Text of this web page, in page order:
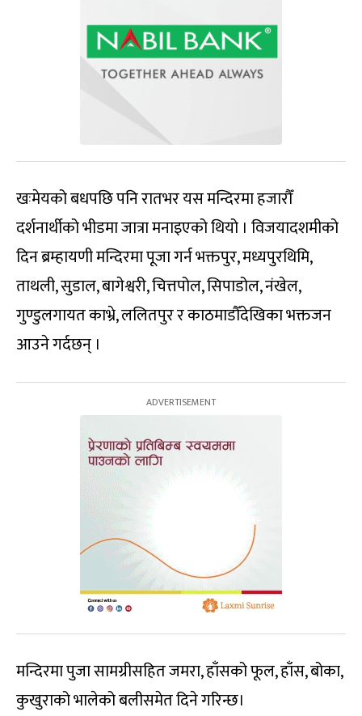
खःमेयको बधपछि पनि रातभर यस मन्दिरमा हजारौँ
दर्शनार्थीको भीडमा जात्रा मनाइएको थियो । विजयादशमीको
दिन ब्रम्हायणी मन्दिरमा पूजा गर्न भक्तपुर, मध्यपुरथिमि,
ताथली, सुडाल, बागेश्वरी, चित्तपोल, सिपाडोल, नंखेल,
गुण्डुलगायत काभ्रे, ललितपुर र काठमाडौँदेखिका भक्तजन
आउने गर्दछन् ।
मन्दिरमा पुजा सामग्रीसहित जमरा, हाँसको फूल, हाँस, बोका,
कुखुराको भालेको बलीसमेत दिने गरिन्छ।